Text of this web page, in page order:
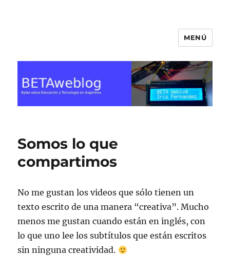
MENÚ
Somos lo que
compartimos
No me gustan los videos que sólo tienen un
texto escrito de una manera “creativa”. Mucho
menos me gustan cuando están en inglés, con
lo que uno lee los subtítulos que están escritos
sin ninguna creatividad.